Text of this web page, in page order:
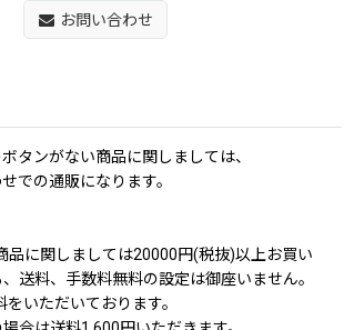
お問い合わせ
タンがない商品に関しましては、
での通販になります。
品に関しましては20000円(税抜)以上お買い
送料、手数料無料の設定は御座いません。
いただいております。